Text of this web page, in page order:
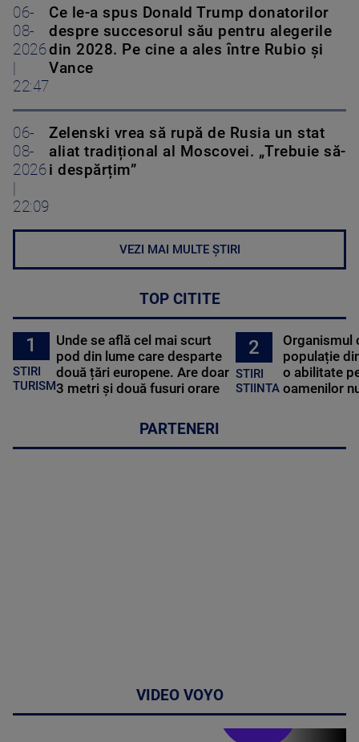
06-
08-
2026
22:47
Ce le-a spus Donald Trump donatorilor
despre succesorul său pentru alegerile
din 2028. Pe cine a ales între Rubio și
Vance
06-
08-
2026
22:09
Zelenski vrea să rupă de Rusia un stat
aliat tradițional al Moscovei. „Trebuie să-
i despărțim”
VEZI MAI MULTE ȘTIRI
TOP CITITE
1
STIRI
TURISM
Unde se află cel mai scurt
pod din lume care desparte
două țări europene. Are doar
3 metri și două fusuri orare
2
STIRI
STIINTA
Organismul
populație
o abilitate
oamenilor
PARTENERI
VIDEO VOYO